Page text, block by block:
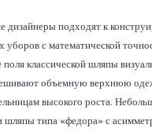
дизайнеры подходят к
уборов с математической
классической шляпы
объемную верхнюю
высокого роста.
шляпы типа «федора» с